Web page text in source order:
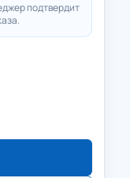
подтвердит